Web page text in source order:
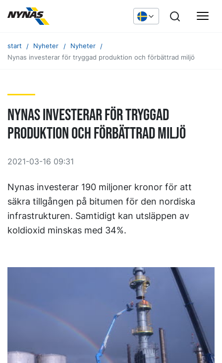
start Nyheter
Nyheter
Nynas investerar för tryggad produktion och förbättrad miljö
Nynas investerar för tryggad
produktion och förbättrad miljö
2021-03-16 09:31
Nynas investerar 190 miljoner kronor för att
säkra tillgången på bitumen för den nordiska
infrastrukturen. Samtidigt kan utsläppen av
koldioxid minskas med 34%.